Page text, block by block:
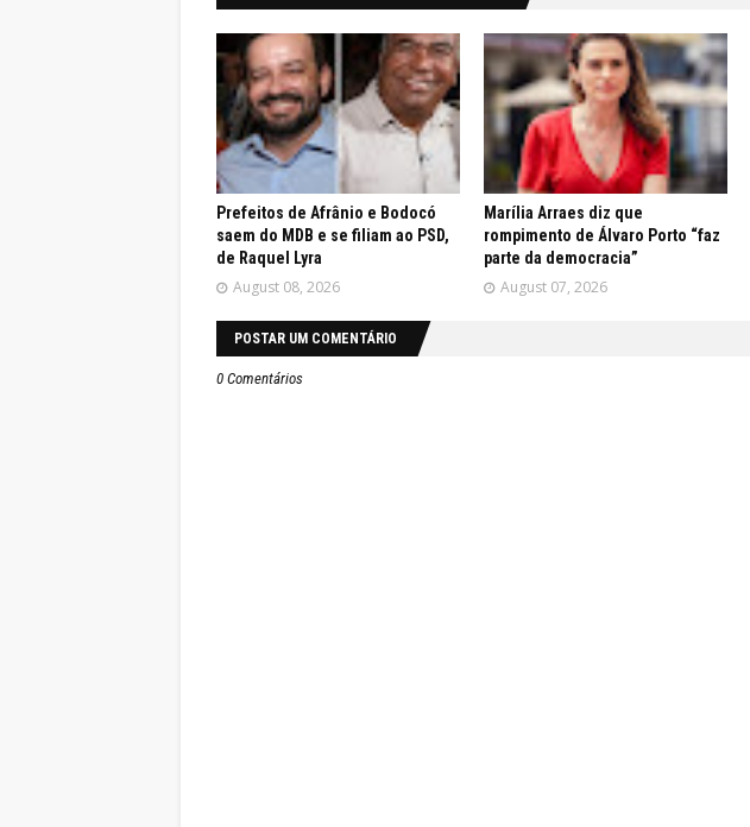
Prefeitos de Afrânio e Bodocó
saem do MDB e se filiam ao PSD,
de Raquel Lyra
August 08, 2026
Marília Arraes diz que
rompimento de Álvaro Porto “faz
parte da democracia”
August 07, 2026
POSTAR UM COMENTÁRIO
0 Comentários